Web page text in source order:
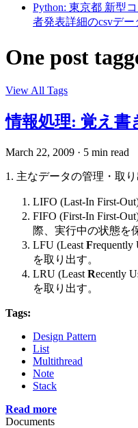
Python: 東京都 新型
者発表詳細のcsvデ
One post
View All Tags
情報処理: 覚え書
March 22, 2009 · 5 min read
1. 主なデータの管理・取
LIFO (Last-In First-
FIFO (First-In First-
際、実行中の状態を
LFU (Least F
を取り出す。
LRU (Least Recently
を取り出す。
Tags:
Design Pattern
List
Multithread
Note
Stack
Read more
Documents